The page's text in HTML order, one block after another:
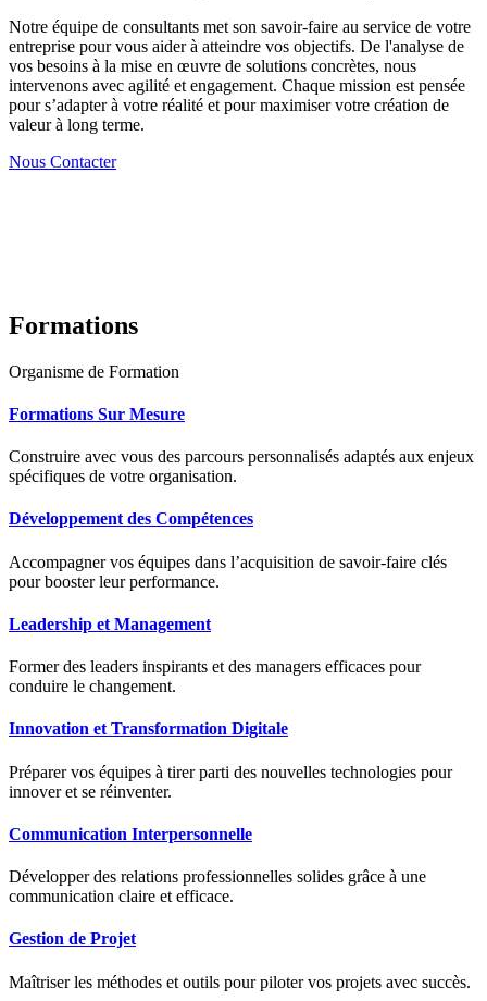
Notre équipe de consultants met son savoir-faire au service de votre
entreprise pour vous aider à atteindre vos objectifs. De l'analyse de
vos besoins à la mise en œuvre de solutions concrètes, nous
intervenons avec agilité et engagement. Chaque mission est pensée
pour s’adapter à votre réalité et pour maximiser votre création de
valeur à long terme.
Nous Contacter
Formations
Organisme de Formation
Formations Sur Mesure
Construire avec vous des parcours personnalisés adaptés aux enjeux
spécifiques de votre organisation.
Développement des Compétences
Accompagner vos équipes dans l’acquisition de savoir-faire clés
pour booster leur performance.
Leadership et Management
Former des leaders inspirants et des managers efficaces pour
conduire le changement.
Innovation et Transformation Digitale
Préparer vos équipes à tirer parti des nouvelles technologies pour
innover et se réinventer.
Communication Interpersonnelle
Développer des relations professionnelles solides grâce à une
communication claire et efficace.
Gestion de Projet
Maîtriser les méthodes et outils pour piloter vos projets avec succès.